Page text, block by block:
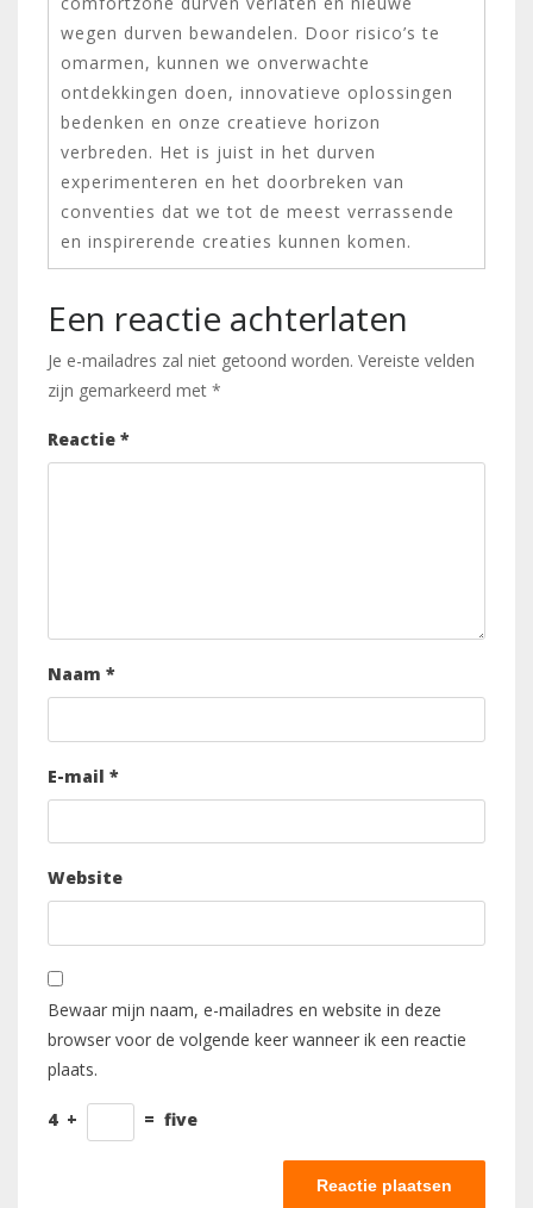
wegen durven bewandelen. Door risico’s te
omarmen, kunnen we onverwachte
ontdekkingen doen, innovatieve oplossingen
bedenken en onze creatieve horizon
verbreden. Het is juist in het durven
experimenteren en het doorbreken van
conventies dat we tot de meest verrassende
en inspirerende creaties kunnen komen.
Een reactie achterlaten
Je e-mailadres zal niet getoond worden. Vereiste velden
zijn gemarkeerd met *
Reactie *
Naam *
E-mail *
Website
Bewaar mijn naam, e-mailadres en website in deze
browser voor de volgende keer wanneer ik een reactie
plaats.
4 + = five